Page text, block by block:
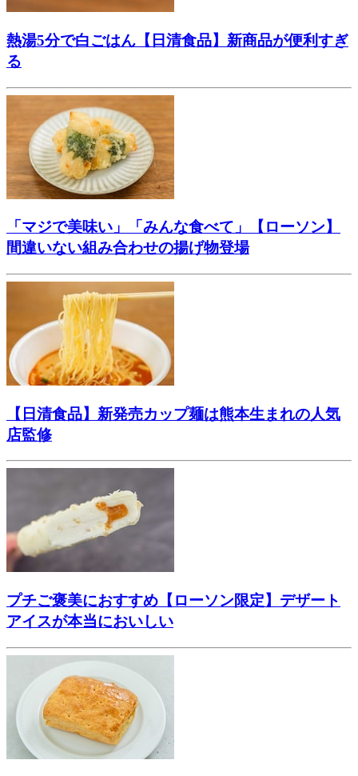
熱湯5分で白ごはん【日清食品】新商品が便利すぎ
る
「マジで美味い」「みんな食べて」【ローソン】
間違いない組み合わせの揚げ物登場
【日清食品】新発売カップ麺は熊本生まれの人気
店監修
プチご褒美におすすめ【ローソン限定】デザート
アイスが本当においしい